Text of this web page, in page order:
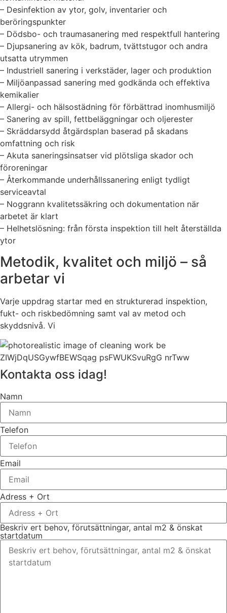
– Desinfektion av ytor, golv, inventarier och
beröringspunkter
– Dödsbo- och traumasanering med respektfull hantering
– Djupsanering av kök, badrum, tvättstugor och andra
utsatta utrymmen
– Industriell sanering i verkstäder, lager och produktion
– Miljöanpassad sanering med godkända och effektiva
kemikalier
– Allergi- och hälsostädning för förbättrad inomhusmiljö
– Sanering av spill, fettbeläggningar och oljerester
– Skräddarsydd åtgärdsplan baserad på skadans
omfattning och risk
– Akuta saneringsinsatser vid plötsliga skador och
föroreningar
– Återkommande underhållssanering enligt tydligt
serviceavtal
– Noggrann kvalitetssäkring och dokumentation när
arbetet är klart
– Helhetslösning: från första inspektion till helt återställda
ytor
Metodik, kvalitet och miljö – så
arbetar vi
Varje uppdrag startar med en strukturerad inspektion,
fukt- och riskbedömning samt val av metod och
skyddsnivå. Vi
Kontakta oss idag!
Namn
Telefon
Email
Adress + Ort
Beskriv ert behov, förutsättningar, antal m2 & önskat
startdatum